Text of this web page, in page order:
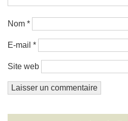
Nom *
E-mail *
Site web